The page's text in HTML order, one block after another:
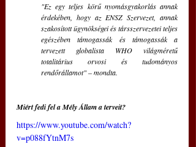
"Ez egy teljes körű nyomásgyakorlás annak
érdekében, hogy az ENSZ Szervezet, annak
szakosított ügynökségei és társszervezetei teljes
egészében támogassák és támogassák a
tervezett globalista WHO világméretű
totalitárius orvosi és tudományos
rendőrállamot" – mondta.
Miért fedi fel a Mély Állam a terveit?
https://www.youtube.com/watch?
v=p088fYtnM7s